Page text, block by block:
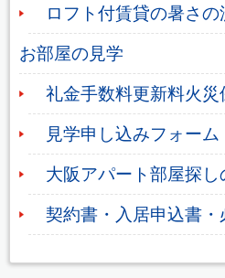
ロフト付賃貸の暑さの
お部屋の見学
礼金手数料更新料火災
見学申し込みフォーム
大阪アパート部屋探し
契約書・入居申込書・